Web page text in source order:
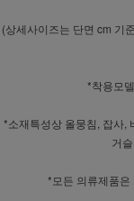
(상세사이즈는 단면 cm 기
*착용모
*소재특성상 올뭉침, 잡사,
거
*모든 의류제품은